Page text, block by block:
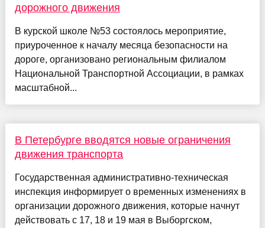
дорожного движения
В курской школе №53 состоялось мероприятие,
приуроченное к началу месяца безопасности на
дороге, организовано региональным филиалом
Национальной Транспортной Ассоциации, в рамках
масштабной...
В Петербурге вводятся новые ограничения
движения транспорта
Государственная административно-техническая
инспекция информирует о временных изменениях в
организации дорожного движения, которые начнут
действовать с 17, 18 и 19 мая в Выборгском,